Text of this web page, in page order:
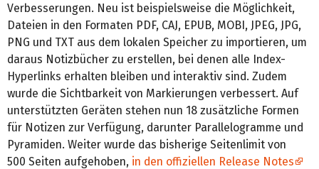
Verbesserungen. Neu ist beispielsweise die Möglichkeit,
Dateien in den Formaten PDF, CAJ, EPUB, MOBI, JPEG, JPG,
PNG und TXT aus dem lokalen Speicher zu importieren, um
daraus Notizbücher zu erstellen, bei denen alle Index-
Hyperlinks erhalten bleiben und interaktiv sind. Zudem
wurde die Sichtbarkeit von Markierungen verbessert. Auf
unterstützten Geräten stehen nun 18 zusätzliche Formen
für Notizen zur Verfügung, darunter Parallelogramme und
Pyramiden. Weiter wurde das bisherige Seitenlimit von
500 Seiten aufgehoben, in den offiziellen Release Notes